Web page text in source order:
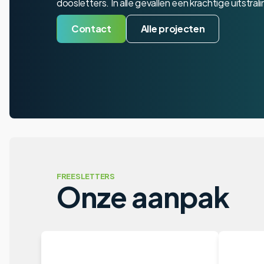
doosletters. In alle gevallen een krachtige
Contact Alle projecten
FREESLETTERS
Onze aanpak